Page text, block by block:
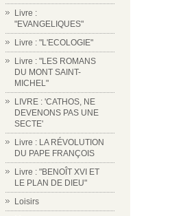
Livre :
"EVANGELIQUES"
Livre : "L'ECOLOGIE"
Livre : "LES ROMANS
DU MONT SAINT-
MICHEL"
LIVRE : 'CATHOS, NE
DEVENONS PAS UNE
SECTE'
Livre : LA RÉVOLUTION
DU PAPE FRANÇOIS
Livre : "BENOÎT XVI ET
LE PLAN DE DIEU"
Loisirs